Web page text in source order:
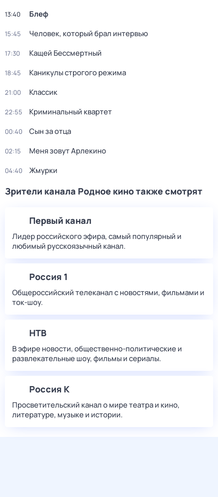
13:40 Блеф
15:45 Человек, который брал интервью
17:30 Кащей Бессмертный
18:45 Каникулы строгого режима
21:00 Классик
22:55 Криминальный квартет
00:40 Сын за отца
02:15 Меня зовут Арлекино
04:40 Жмурки
Зрители канала Родное кино также смотрят
Первый канал
Лидер российского эфира, самый популярный и
любимый русскоязычный канал.
Россия 1
Общероссийский телеканал с новостями, фильмами и
ток-шоу.
НТВ
В эфире новости, общественно-политические и
развлекательные шоу, фильмы и сериалы.
Россия К
Просветительский канал о мире театра и кино,
литературе, музыке и истории.